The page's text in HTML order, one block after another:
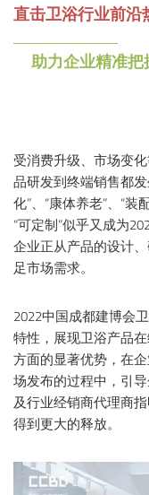
直击卫浴行业前沿
助力企业精准把
受消费升级、市场变
品研发到终端销售都
化”、“康体养老”、“装
“可定制”似乎又成为
企业正从产品的设计
足市场需求。
2022中国成都建博会
特性，展现卫浴产品
方面的显著优势，在
场发布的过程中，引
及行业经销商代理商
得到更大的释放。